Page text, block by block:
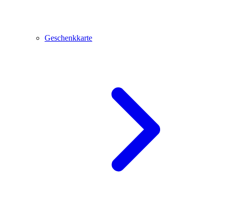
Geschenkkarte